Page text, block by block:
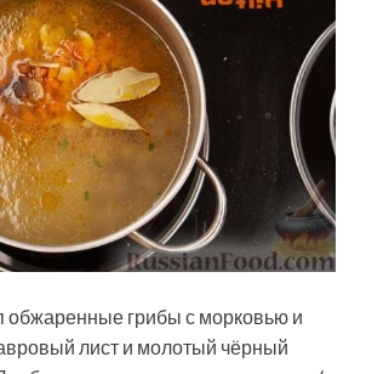
обжаренные грибы с морковью и
лист и молотый чёрный